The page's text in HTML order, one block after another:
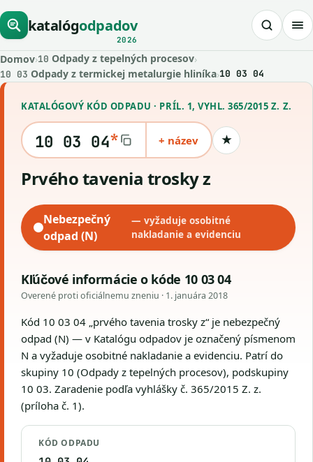
katalógodpadov
2026
Domov›10 Odpady z tepelných procesov›
10 03 Odpady z termickej metalurgie hliníka›10 03 04
KATALÓGOVÝ KÓD ODPADU · PRÍL. 1, VYHL. 365/2015 Z. Z.
10 03 04* + název ★Uložiť kód
prvého tavenia trosky z
Nebezpečný
odpad (N)
— vyžaduje osobitné
nakladanie a evidenciu
Kľúčové informácie o kóde 10 03 04
Overené proti oficiálnemu zneniu · 1. januára 2018
Kód 10 03 04 „prvého tavenia trosky z“ je nebezpečný
odpad (N) — v Katalógu odpadov je označený písmenom
N a vyžaduje osobitné nakladanie a evidenciu. Patrí do
skupiny 10 (Odpady z tepelných procesov), podskupiny
10 03. Zaradenie podľa vyhlášky č. 365/2015 Z. z.
(príloha č. 1).
KÓD ODPADU